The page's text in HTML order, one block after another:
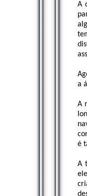
A
a
A
é
A